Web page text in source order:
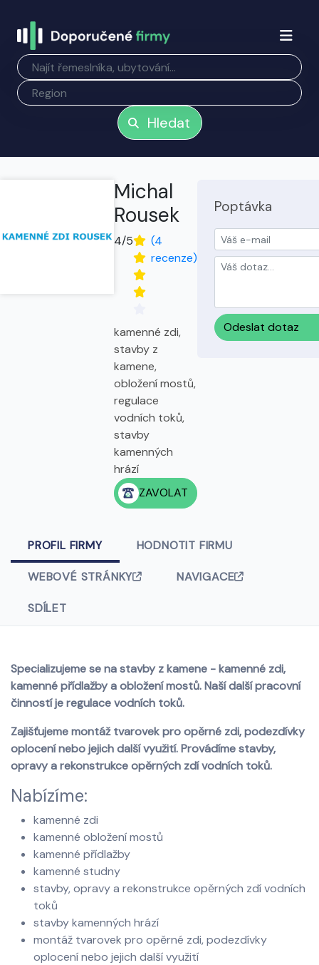
Hledat
Michal
Rousek
4/5
(4
recenze)
kamenné zdi,
stavby z
kamene,
obložení mostů,
regulace
vodních toků,
stavby
kamenných
hrází
ZAVOLAT
Poptávka
Odeslat dotaz
PROFIL FIRMY HODNOTIT FIRMU
WEBOVÉ STRÁNKY NAVIGACE
SDÍLET
Specializujeme se na stavby z kamene - kamenné zdi,
kamenné přídlažby a obložení mostů. Naší další pracovní
činností je regulace vodních toků.
Zajišťujeme montáž tvarovek pro opěrné zdi, podezdívky
oplocení nebo jejich další využití. Provádíme stavby,
opravy a rekonstrukce opěrných zdí vodních toků.
Nabízíme:
kamenné zdi
kamenné obložení mostů
kamenné přídlažby
kamenné studny
stavby, opravy a rekonstrukce opěrných zdí vodních
toků
stavby kamenných hrází
montáž tvarovek pro opěrné zdi, podezdívky
oplocení nebo jejich další využití